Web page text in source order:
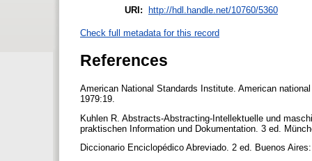
URI: http://hdl.handle.net/10760/5360
Check full metadata for this record
References
American National Standards Institute. American
1979:19.
Kuhlen R. Abstracts-Abstracting-Intellektuelle und
praktischen Information und Dokumentation. 3 ed.
Diccionario Enciclopédico Abreviado. 2 ed. Buenos